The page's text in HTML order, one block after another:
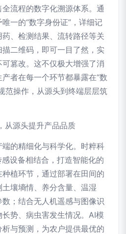
流程的数字化溯源体系。通
一的“数字身份证”，详细记
、检测结果、流转路径等关
二维码，即可一目了然，实
篡改。这不仅极大增强了消
者在每一个环节都暴露在“数
范操作，从源头到终端层层筑
从源头提升产品品质
的精细化与科学化。时粹科
设备相结合，打造智能化的
植环节，通过部署在田间的
壤墒情、养分含量、温湿
；结合无人机遥感与图像识
势、病虫害发生情况。AI模
与预测，为农户提供最优的